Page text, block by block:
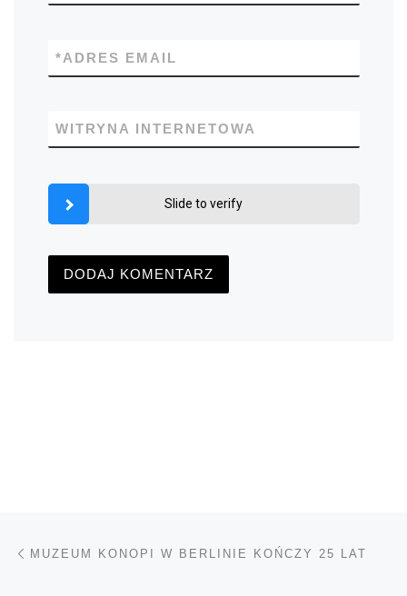
ADRES EMAIL
*
WITRYNA INTERNETOWA
Slide to verify
Nawigacja wpisu
MUZEUM KONOPI W BERLINIE KOŃCZY 25 LAT